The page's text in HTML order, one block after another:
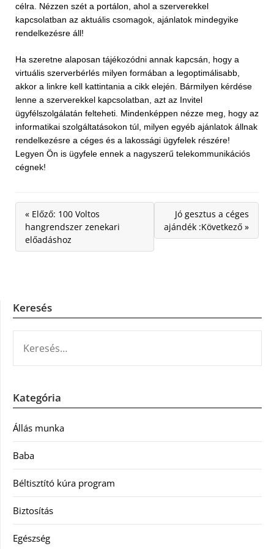
célra. Nézzen szét a portálon, ahol a szerverekkel
kapcsolatban az aktuális csomagok, ajánlatok mindegyike
rendelkezésre áll!
Ha szeretne alaposan tájékozódni annak kapcsán, hogy a
virtuális szerverbérlés milyen formában a legoptimálisabb,
akkor a linkre kell kattintania a cikk elején. Bármilyen kérdése
lenne a szerverekkel kapcsolatban, azt az Invitel
ügyfélszolgálatán felteheti. Mindenképpen nézze meg, hogy az
informatikai szolgáltatásokon túl, milyen egyéb ajánlatok állnak
rendelkezésre a céges és a lakossági ügyfelek részére!
Legyen Ön is ügyfele ennek a nagyszerű telekommunikációs
cégnek!
« Előző: 100 Voltos
hangrendszer zenekari
előadáshoz
Jó gesztus a céges
ajándék :Következő »
Keresés
Kategória
Állás munka
Baba
Béltisztító kúra program
Biztosítás
Egészség